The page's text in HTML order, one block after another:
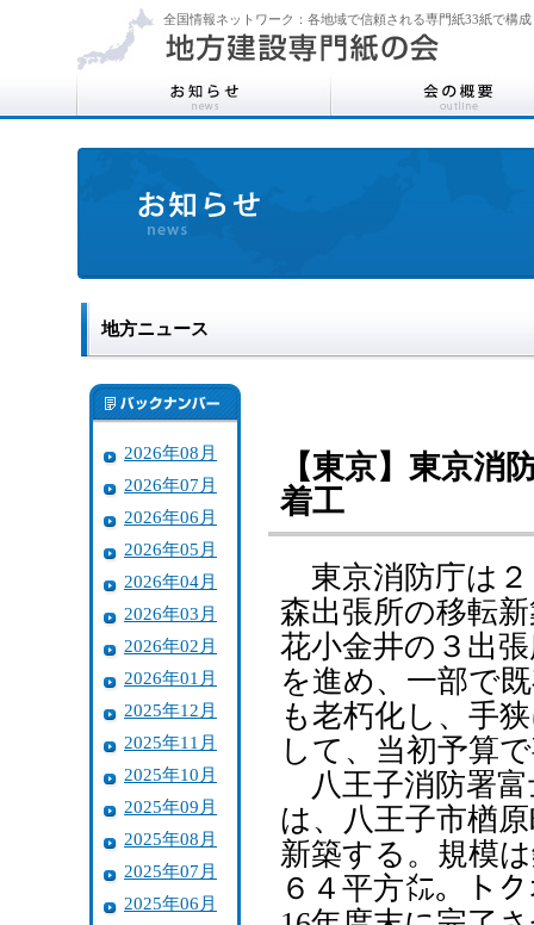
全国情報ネットワーク：各地域で信頼される専門紙33紙で構成
地方ニュース
2026年08月
2026年07月
2026年06月
2026年05月
2026年04月
2026年03月
2026年02月
2026年01月
2025年12月
2025年11月
2025年10月
2025年09月
2025年08月
2025年07月
2025年06月
【東京】東京
着工
東京消防庁は２
森出張所の移転
花小金井の３出
を進め、一部で
も老朽化し、手
して、当初予算
八王子消防署富
は、八王子市楢
新築する。規模
６４平方㍍。ト